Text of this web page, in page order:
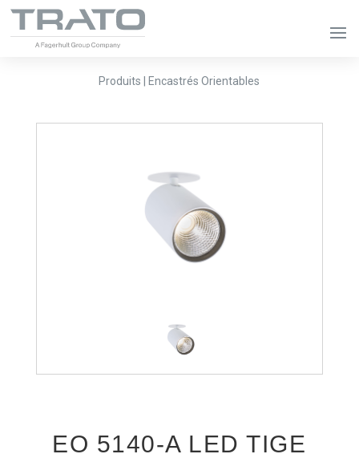
Produits | Encastrés Orientables
EO 5140-A LED TIGE